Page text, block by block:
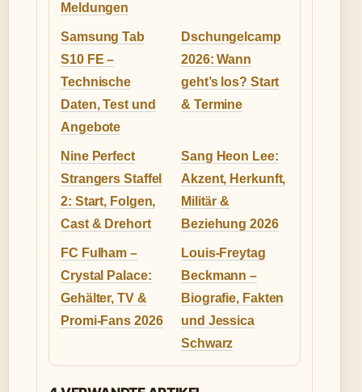
Meldungen
Samsung Tab
S10 FE –
Technische
Daten, Test und
Angebote
Dschungelcamp
2026: Wann
geht’s los? Start
& Termine
Nine Perfect
Strangers Staffel
2: Start, Folgen,
Cast & Drehort
Sang Heon Lee:
Akzent, Herkunft,
Militär &
Beziehung 2026
FC Fulham –
Crystal Palace:
Gehälter, TV &
Promi-Fans 2026
Louis-Freytag
Beckmann –
Biografie, Fakten
und Jessica
Schwarz